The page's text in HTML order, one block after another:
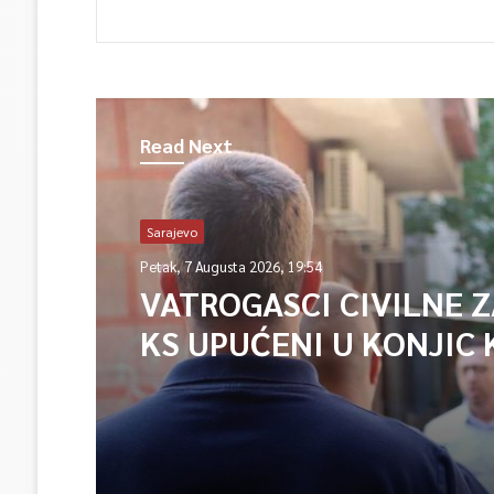
Read Next
Sarajevo
Petak, 7 Augusta 2026, 19:54
VATROGASCI CIVILNE
KS UPUĆENI U KONJIC
ISPOMOĆ U GAŠENJU